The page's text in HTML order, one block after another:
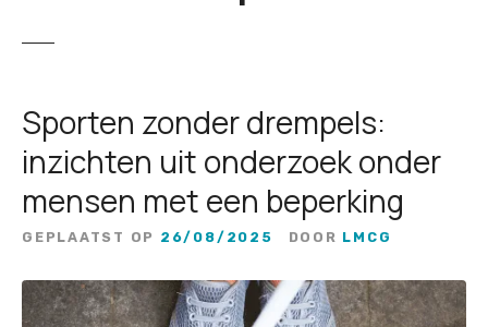
Sporten zonder drempels:
inzichten uit onderzoek onder
mensen met een beperking
GEPLAATST OP 26/08/2025 DOOR LMCG